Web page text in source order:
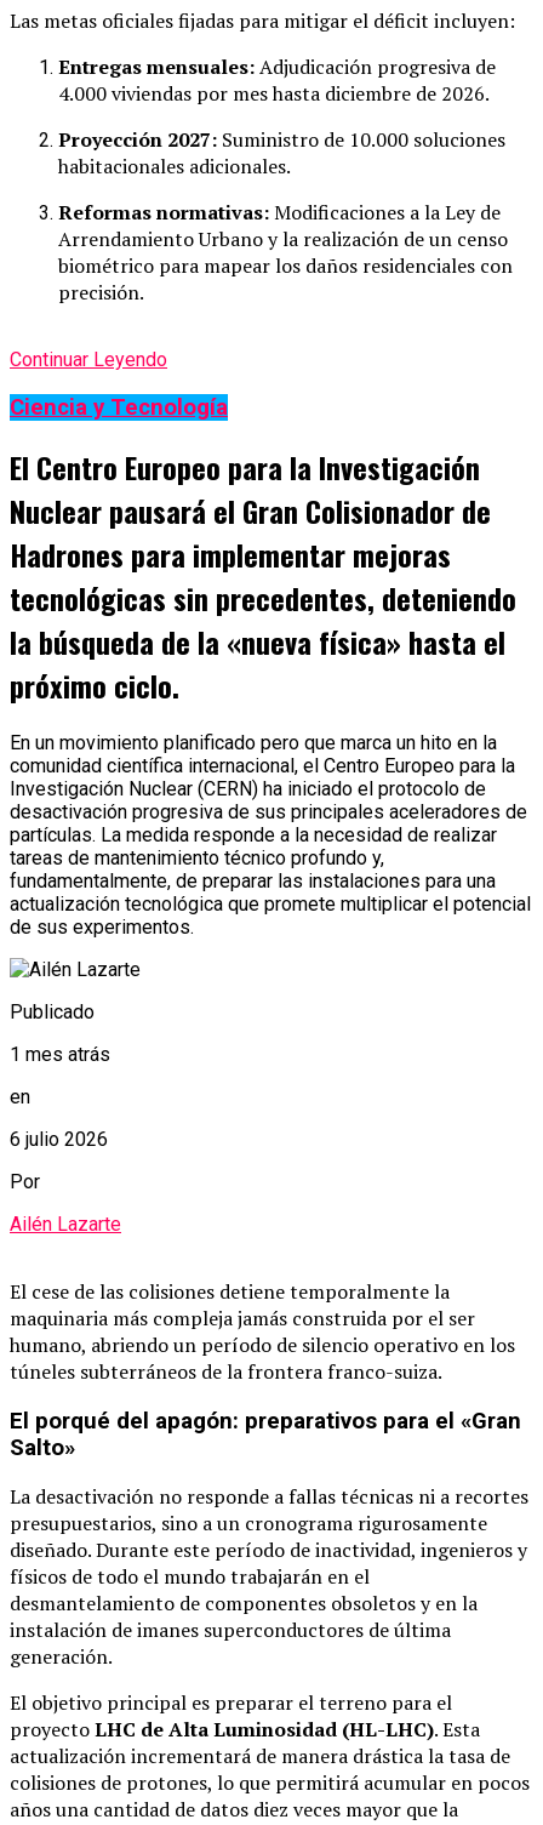
Las metas oficiales fijadas para mitigar el déficit incluyen:
Entregas mensuales:Adjudicación progresiva de
4.000 viviendas por mes hasta diciembre de 2026.
Proyección 2027: Suministro de 10.000 soluciones
habitacionales adicionales.
Reformas normativas:Modificaciones a la Ley de
Arrendamiento Urbano y la realización de un censo
biométrico para mapear los daños residenciales con
precisión.
Continuar Leyendo
Ciencia y Tecnología
El Centro Europeo para la Investigación
Nuclear pausará el Gran Colisionador de
Hadrones para implementar mejoras
tecnológicas sin precedentes, deteniendo
la búsqueda de la «nueva física» hasta el
próximo ciclo.
En un movimiento planificado pero que marca un hito en la
comunidad científica internacional, el Centro Europeo para la
Investigación Nuclear (CERN) ha iniciado el protocolo de
desactivación progresiva de sus principales aceleradores de
partículas. La medida responde a la necesidad de realizar
tareas de mantenimiento técnico profundo y,
fundamentalmente, de preparar las instalaciones para una
actualización tecnológica que promete multiplicar el potencial
de sus experimentos.
Publicado
1 mes atrás
en
6 julio 2026
Por
Ailén Lazarte
El cese de las colisiones detiene temporalmente la
maquinaria más compleja jamás construida por el ser
humano, abriendo un período de silencio operativo en los
túneles subterráneos de la frontera franco-suiza.
El porqué del apagón: preparativos para el «Gran
Salto»
La desactivación no responde a fallas técnicas ni a recortes
presupuestarios, sino a un cronograma rigurosamente
diseñado. Durante este período de inactividad, ingenieros y
físicos de todo el mundo trabajarán en el
desmantelamiento de componentes obsoletos y en la
instalación de imanes superconductores de última
generación.
El objetivo principal es preparar el terreno para el
proyectoLHC de Alta Luminosidad (HL-LHC). Esta
actualización incrementará de manera drástica la tasa de
colisiones de protones, lo que permitirá acumular en pocos
años una cantidad de datos diez veces mayor que la